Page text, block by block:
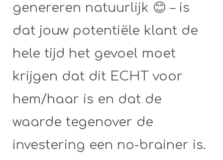
genereren natuurlijk 😊 – is
dat jouw potentiële klant de
hele tijd het gevoel moet
krijgen dat dit ECHT voor
hem/haar is en dat de
waarde tegenover de
investering een no-brainer is.